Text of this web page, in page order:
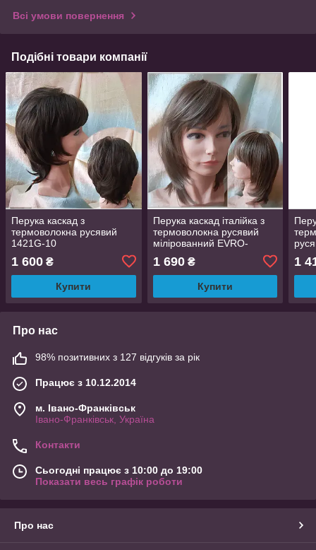
Всі умови повернення
Подібні товари компанії
Перука каскад з
термоволокна русявий
1421G-10
1 600 ₴
Купити
Перука каскад італійка з
термоволокна русявий
мілірованний EVRO-
1 690₴
Купити
1
Про нас
98% позитивних з 127 відгуків за рік
Працює з 10.12.2014
м. Івано-Франківськ
Івано-Франківськ, Україна
Контакти
Сьогодні працює з 10:00 до 19:00
Показати весь графік роботи
Про нас